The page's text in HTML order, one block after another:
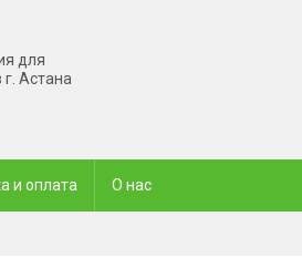
для
Астана
и оплата О нас